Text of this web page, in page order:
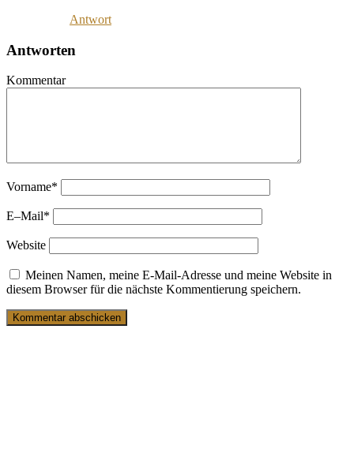
Antwort
Antworten
Kommentar
Vorname*
E–Mail*
Website
Meinen Namen, meine E-Mail-Adresse und meine Website in
diesem Browser für die nächste Kommentierung speichern.